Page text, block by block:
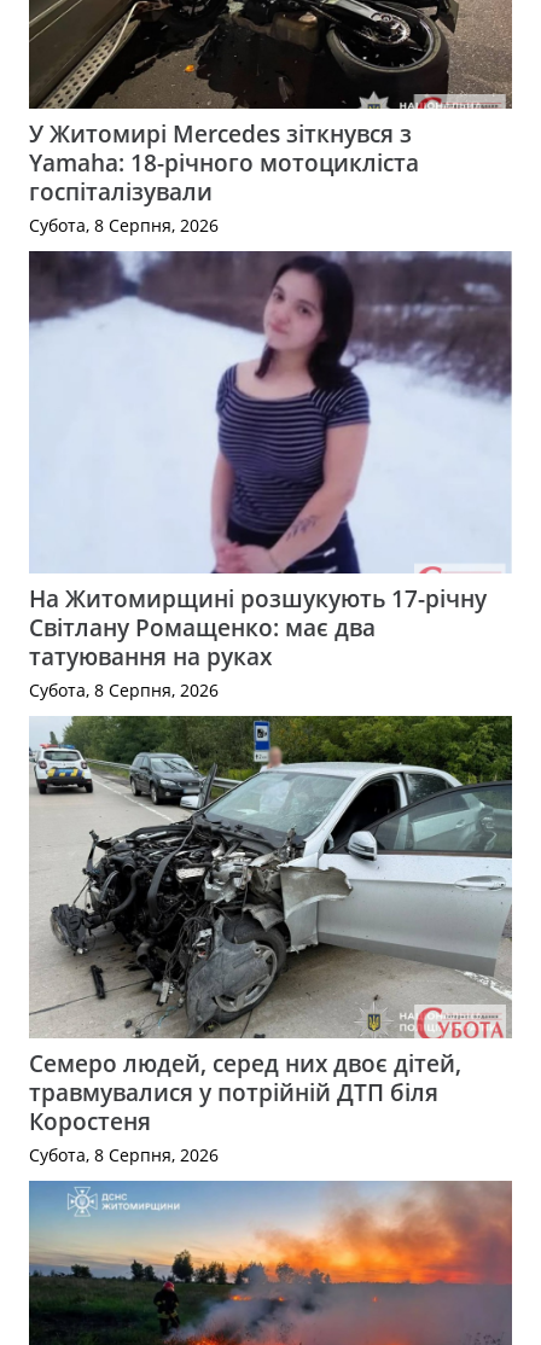
У Житомирі Mercedes зіткнувся з
Yamaha: 18-річного мотоцикліста
госпіталізували
Субота, 8 Серпня, 2026
На Житомирщині розшукують 17-річну
Світлану Ромащенко: має два
татуювання на руках
Субота, 8 Серпня, 2026
Семеро людей, серед них двоє дітей,
травмувалися у потрійній ДТП біля
Коростеня
Субота, 8 Серпня, 2026